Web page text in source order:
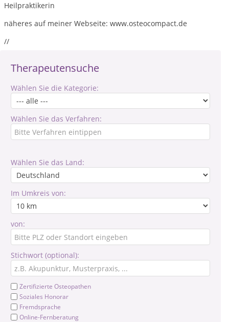
Therapeutensuche
Wählen Sie die Kategorie:
Wählen Sie das Verfahren:
Wählen Sie das Land:
Im Umkreis von:
von:
Stichwort (optional):
Zertifizierte Osteopathen
Soziales Honorar
Fremdsprache
Online-Fernberatung
Heilpraktikerin
näheres auf meiner Webseite: www.osteocompact.de
//